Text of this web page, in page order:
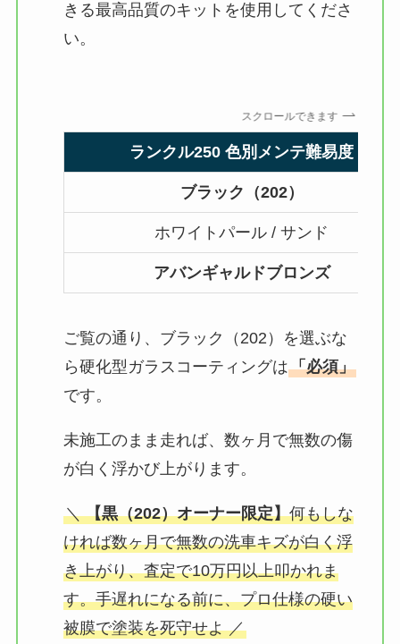
きる最高品質のキットを使用してくださ
い。
スクロールできます
ランクル250 色別メンテ難易度
ブラック（202）
ホワイトパール / サンド
アバンギャルドブロンズ
ご覧の通り、ブラック（202）を選ぶな
ら硬化型ガラスコーティングは「必須」
です。
未施工のまま走れば、数ヶ月で無数の傷
が白く浮かび上がります。
＼【黒（202）オーナー限定】何もしな
ければ数ヶ月で無数の洗車キズが白く浮
き上がり、査定で10万円以上叩かれま
す。手遅れになる前に、プロ仕様の硬い
被膜で塗装を死守せよ ／